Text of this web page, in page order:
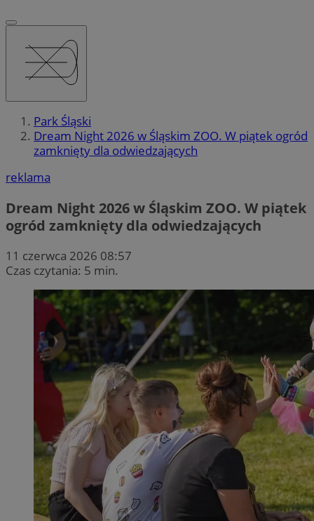
Park Śląski
Dream Night 2026 w Śląskim ZOO. W piątek ogród
zamknięty dla odwiedzających
reklama
Dream Night 2026 w Śląskim ZOO. W piątek
ogród zamknięty dla odwiedzających
11 czerwca 2026 08:57
Czas czytania: 5 min.